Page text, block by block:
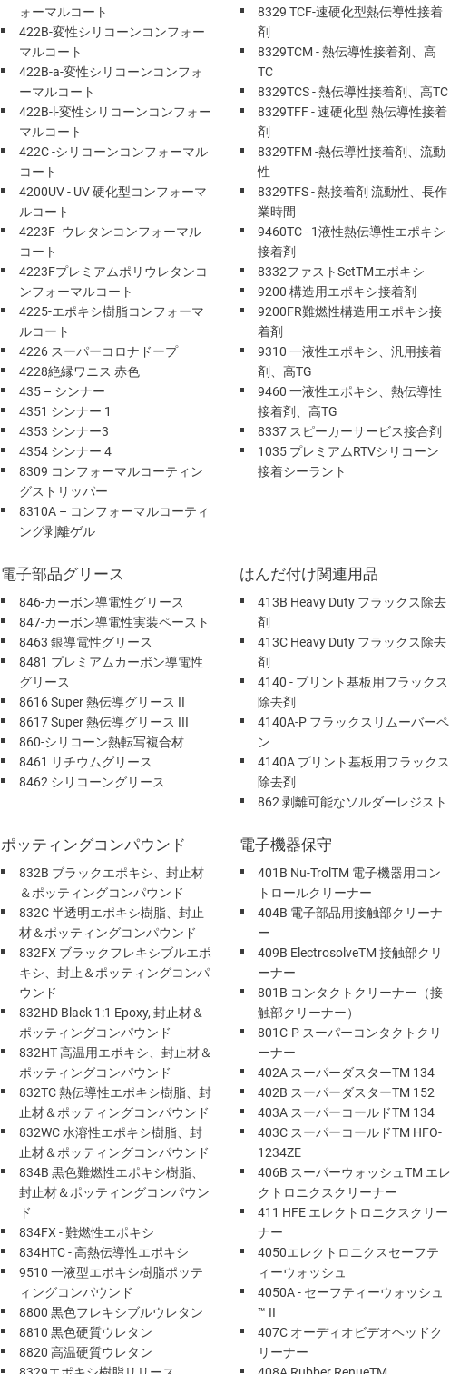
ォーマルコート
422B-変性シリコーンコンフォー
マルコート
422B-a-変性シリコーンコンフォ
ーマルコート
422B-l-変性シリコーンコンフォー
マルコート
422C -シリコーンコンフォーマル
コート
4200UV - UV 硬化型コンフォーマ
ルコート
4223F -ウレタンコンフォーマル
コート
4223Fプレミアムポリウレタンコ
ンフォーマルコート
4225-エポキシ樹脂コンフォーマ
ルコート
4226 スーパーコロナドープ
4228絶縁ワニス 赤色
435 – シンナー
4351 シンナー 1
4353 シンナー3
4354 シンナー 4
8309 コンフォーマルコーティン
グストリッパー
8310A – コンフォーマルコーティ
ング剥離ゲル
8329 TCF-速硬化型熱伝導性接着
剤
8329TCM - 熱伝導性接着剤、高
TC
8329TCS - 熱伝導性接着剤、高TC
8329TFF - 速硬化型 熱伝導性接着
剤
8329TFM -熱伝導性接着剤、流動
性
8329TFS - 熱接着剤 流動性、長作
業時間
9460TC - 1液性熱伝導性エポキシ
接着剤
8332ファストSetTMエポキシ
9200 構造用エポキシ接着剤
9200FR難燃性構造用エポキシ接
着剤
9310 一液性エポキシ、汎用接着
剤、高TG
9460 一液性エポキシ、熱伝導性
接着剤、高TG
8337 スピーカーサービス接合剤
1035 プレミアムRTVシリコーン
接着シーラント
電子部品グリース
846-カーボン導電性グリース
847-カーボン導電性実装ペースト
8463 銀導電性グリース
8481 プレミアムカーボン導電性
グリース
8616 Super 熱伝導グリース II
8617 Super 熱伝導グリース III
860-シリコーン熱転写複合材
8461 リチウムグリース
8462 シリコーングリース
はんだ付け関連用品
413B Heavy Duty フラックス除去
剤
413C Heavy Duty フラックス除去
剤
4140 - プリント基板用フラックス
除去剤
4140A-P フラックスリムーバーペ
ン
4140A プリント基板用フラックス
除去剤
862 剥離可能なソルダーレジスト
ポッティングコンパウンド
832B ブラックエポキシ、封止材
＆ポッティングコンパウンド
832C 半透明エポキシ樹脂、封止
材＆ポッティングコンパウンド
832FX ブラックフレキシブルエポ
キシ、封止＆ポッティングコンパ
ウンド
832HD Black 1:1 Epoxy, 封止材＆
ポッティングコンパウンド
832HT 高温用エポキシ、封止材＆
ポッティングコンパウンド
832TC 熱伝導性エポキシ樹脂、封
止材＆ポッティングコンパウンド
832WC 水溶性エポキシ樹脂、封
止材＆ポッティングコンパウンド
834B 黒色難燃性エポキシ樹脂、
封止材＆ポッティングコンパウン
ド
834FX - 難燃性エポキシ
834HTC - 高熱伝導性エポキシ
9510 一液型エポキシ樹脂ポッテ
ィングコンパウンド
8800 黒色フレキシブルウレタン
8810 黒色硬質ウレタン
8820 高温硬質ウレタン
電子機器保守
401B Nu-TrolTM 電子機器用コン
トロールクリーナー
404B 電子部品用接触部クリーナ
ー
409B ElectrosolveTM 接触部クリ
ーナー
801B コンタクトクリーナー（接
触部クリーナー）
801C-P スーパーコンタクトクリ
ーナー
402A スーパーダスターTM 134
402B スーパーダスターTM 152
403A スーパーコールドTM 134
403C スーパーコールドTM HFO-
1234ZE
406B スーパーウォッシュTM エレ
クトロニクスクリーナー
411 HFE エレクトロニクスクリー
ナー
4050エレクトロニクスセーフテ
ィーウォッシュ
4050A - セーフティーウォッシュ
™ II
407C オーディオビデオヘッドク
リーナー